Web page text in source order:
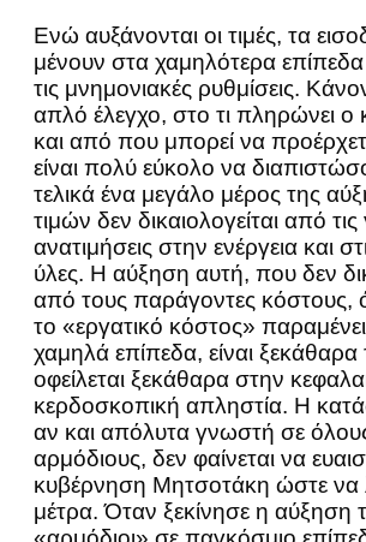
Ενώ αυξάνονται οι τιμές, τα
μένουν στα χαμηλότερα
τις μνημονιακές ρυθμίσεις.
απλό έλεγχο, στο τι πληρώνει ο
και από που μπορεί να
είναι πολύ εύκολο να
τελικά ένα μεγάλο μέρος της
τιμών δεν δικαιολογείται από τις
ανατιμήσεις στην ενέργεια και
ύλες. Η αύξηση αυτή, που δεν
από τους παράγοντες κόστους,
το «εργατικό κόστος»
χαμηλά επίπεδα, είναι ξεκάθαρα
οφείλεται ξεκάθαρα στην
κερδοσκοπική απληστία. Η
αν και απόλυτα γνωστή σε
αρμόδιους, δεν φαίνεται να
κυβέρνηση Μητσοτάκη ώστε να
μέτρα. Όταν ξεκίνησε η αύξηση